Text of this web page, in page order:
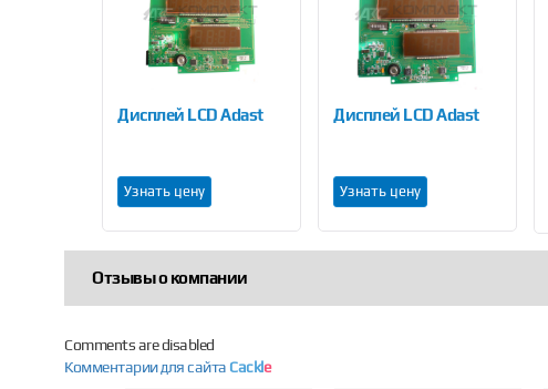
Previous
Adast Е330 2Ex е II T3
Дисплей LCD Adast
Узнать цену
Дисплей LCD Adast
Узнать цену
Отзывы о компании
Comments are disabled
Комментарии для сайта Cackle